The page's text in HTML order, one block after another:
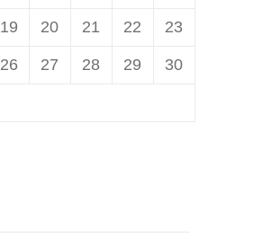
19 20 21 22 23
26 27 28 29 30